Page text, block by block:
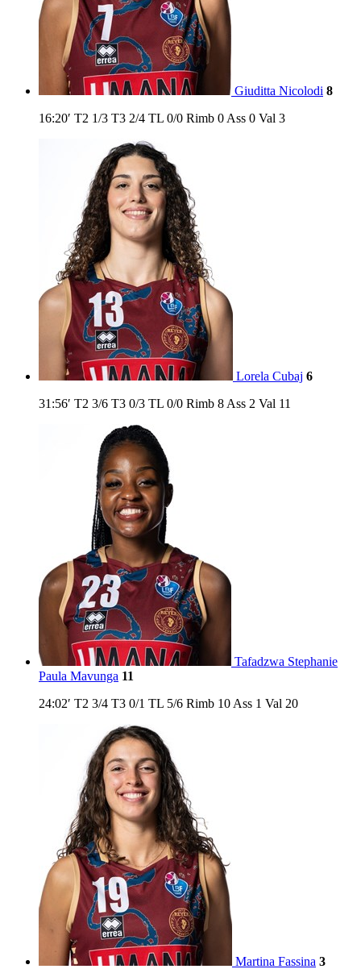
Giuditta Nicolodi 8
16:20′ T2 1/3 T3 2/4 TL 0/0 Rimb 0 Ass 0 Val 3
Lorela Cubaj 6
31:56′ T2 3/6 T3 0/3 TL 0/0 Rimb 8 Ass 2 Val 11
Tafadzwa Stephanie
Paula Mavunga 11
24:02′ T2 3/4 T3 0/1 TL 5/6 Rimb 10 Ass 1 Val 20
Martina Fassina 3